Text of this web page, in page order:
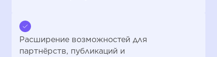
Расширение возможностей для
партнёрств, публикаций и